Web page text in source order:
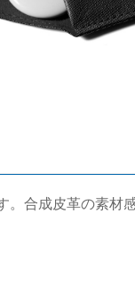
合成皮革の素材